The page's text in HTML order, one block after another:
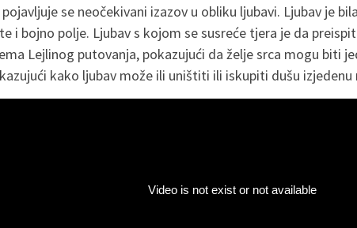
se neočekivani izazov u obliku ljubavi. Ljubav je
i bojno polje. Ljubav s kojom se susreće tjera je da
Lejlinog putovanja, pokazujući da želje srca mogu biti
kako ljubav može ili uništiti ili iskupiti dušu izjedenu